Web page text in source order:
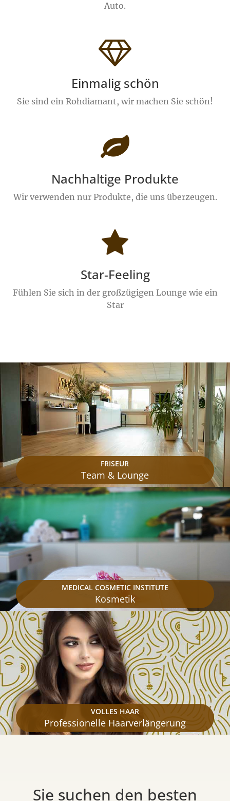
Auto.
Einmalig schön
Sie sind ein Rohdiamant, wir machen Sie schön!
Nachhaltige Produkte
Wir verwenden nur Produkte, die uns überzeugen.
Star-Feeling
Fühlen Sie sich in der großzügigen Lounge wie ein
Star
FRISEUR
Team & Lounge
MEDICAL COSMETIC INSTITUTE
Kosmetik
VOLLES HAAR
Professionelle Haarverlängerung
Sie suchen den besten